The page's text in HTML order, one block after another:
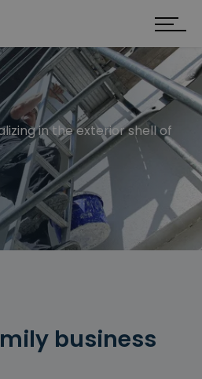
in the exterior shell of
business